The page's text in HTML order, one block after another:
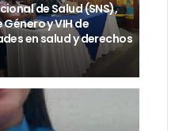
de Salud (SNS),
y VIH de
en salud y derechos